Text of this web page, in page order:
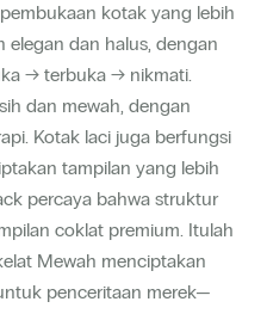
kotak yang lebih
elegan dan halus, dengan
→ terbuka → nikmati.
dan mewah, dengan
Kotak laci juga berfungsi
tampilan yang lebih
percaya bahwa struktur
coklat premium. Itulah
Mewah menciptakan
penceritaan merek—